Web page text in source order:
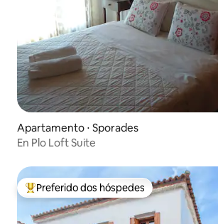
Apartamento ⋅ Sporades
En Plo Loft Suite
Entre os melhores preferidos dos hóspedes
Preferido dos hóspedes